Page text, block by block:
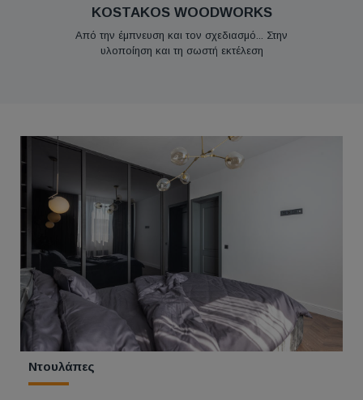
KOSTAKOS WOODWORKS
Από την έμπνευση και τον σχεδιασμό... Στην
υλοποίηση και τη σωστή εκτέλεση
Ντουλάπες